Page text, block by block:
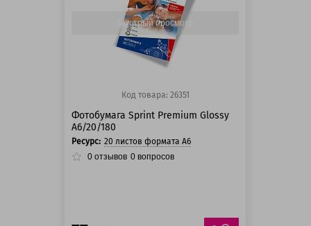
125 баллов
Быстрый просмотр
Код товара: 26351
Фотобумага Sprint Premium Glossy
A6/20/180
Ресурс: 20 листов формата А6
0 отзывов 0 вопросов